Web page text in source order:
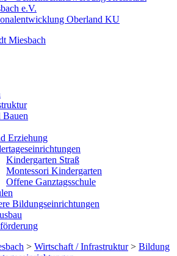
e.V.
Oberland KU
Bauen
Erziehung
Kindergarten Straß
Montessori Kindergarten
Offene Ganztagsschule
Bildungseinrichtungen
> Wirtschaft / Infrastruktur> Bildung